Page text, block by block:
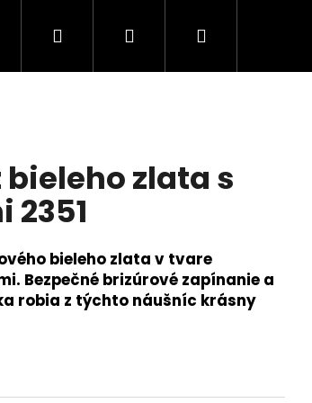
Novinka Kolekcie
Hľadať PrihlásenieNákupný
zlata s
bieleho zlata v tvare
Bezpečné brizúrové zapínanie a
robia z týchto náušníc krásny